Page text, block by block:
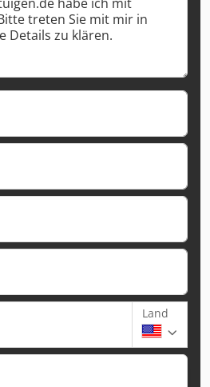
Land